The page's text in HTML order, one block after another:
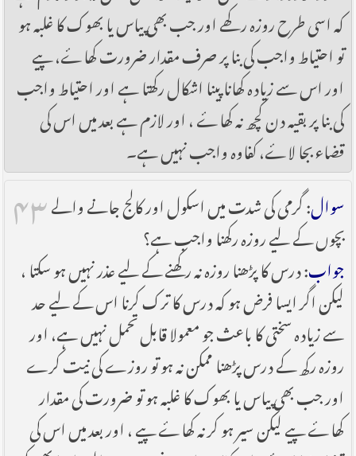
کہ اسی طرح روزہ رکھے اور جب بھی پیاس یا بھوک کا غلبہ ہو
تو احتیاط واجب کی بنا پر صرف مقدار ضرورت کھاۓ، پیے
اور اس سے زیادہ کھانا پینا اشکال رکھتا ہے اور احتیاط واجب
کی بنا پر بقیہ دن کچھ نہ کھاۓ ، اور لازم ہے بعد میں اس کی
قضاء بجا لاۓ، کفاوہ واجب نہیں ہے۔
۴۳ سوال: گرمی کی شدت میں اسکول اور کالج جانے والے
بچوں کے لیے روزہ رکھنا واجب ہے؟
جواب: درس کا پڑھنا روزہ نہ رکھنے کے لیے عذر نہیں ہو سکتا ،
لیکن اگر ایسا فرض ہو کہ درس کا ترک کرنا اس کے لیے حد
سے زیادہ سختی کا باعث جو معمولا قابل تحمل نہیں ہے، اور
روزہ رکھ کے درس پڑھنا ممکن نہ ہو تو روزے کی نیت کرے
اور جب بھی پیاس یا بھوک کا غلبہ ہو تو ضرورت کی مقدار
کھاۓ پیے لیکن سیر ہو کر نہ کھاۓ پیے ، اور بعد میں اس کی